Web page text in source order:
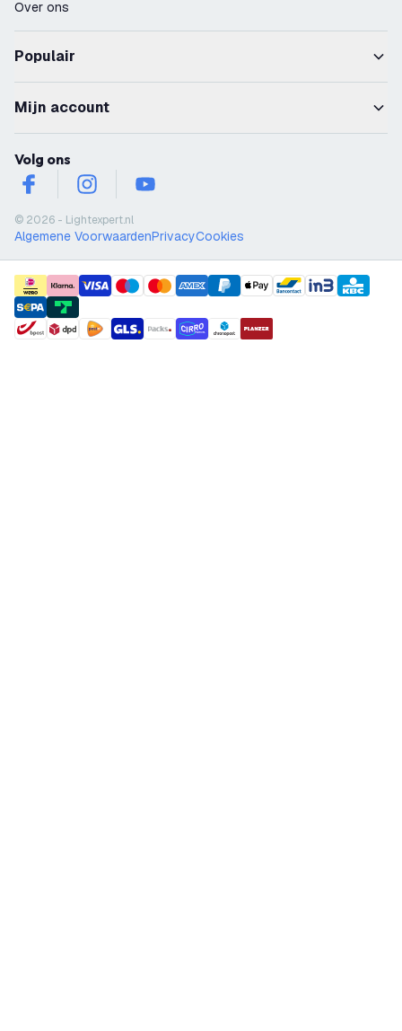
Over ons
Populair
Mijn account
Volg ons
facebookinstagramyoutube
© 2026 - Lightexpert.nl
Algemene VoorwaardenPrivacyCookies
payment methods
shipment methods